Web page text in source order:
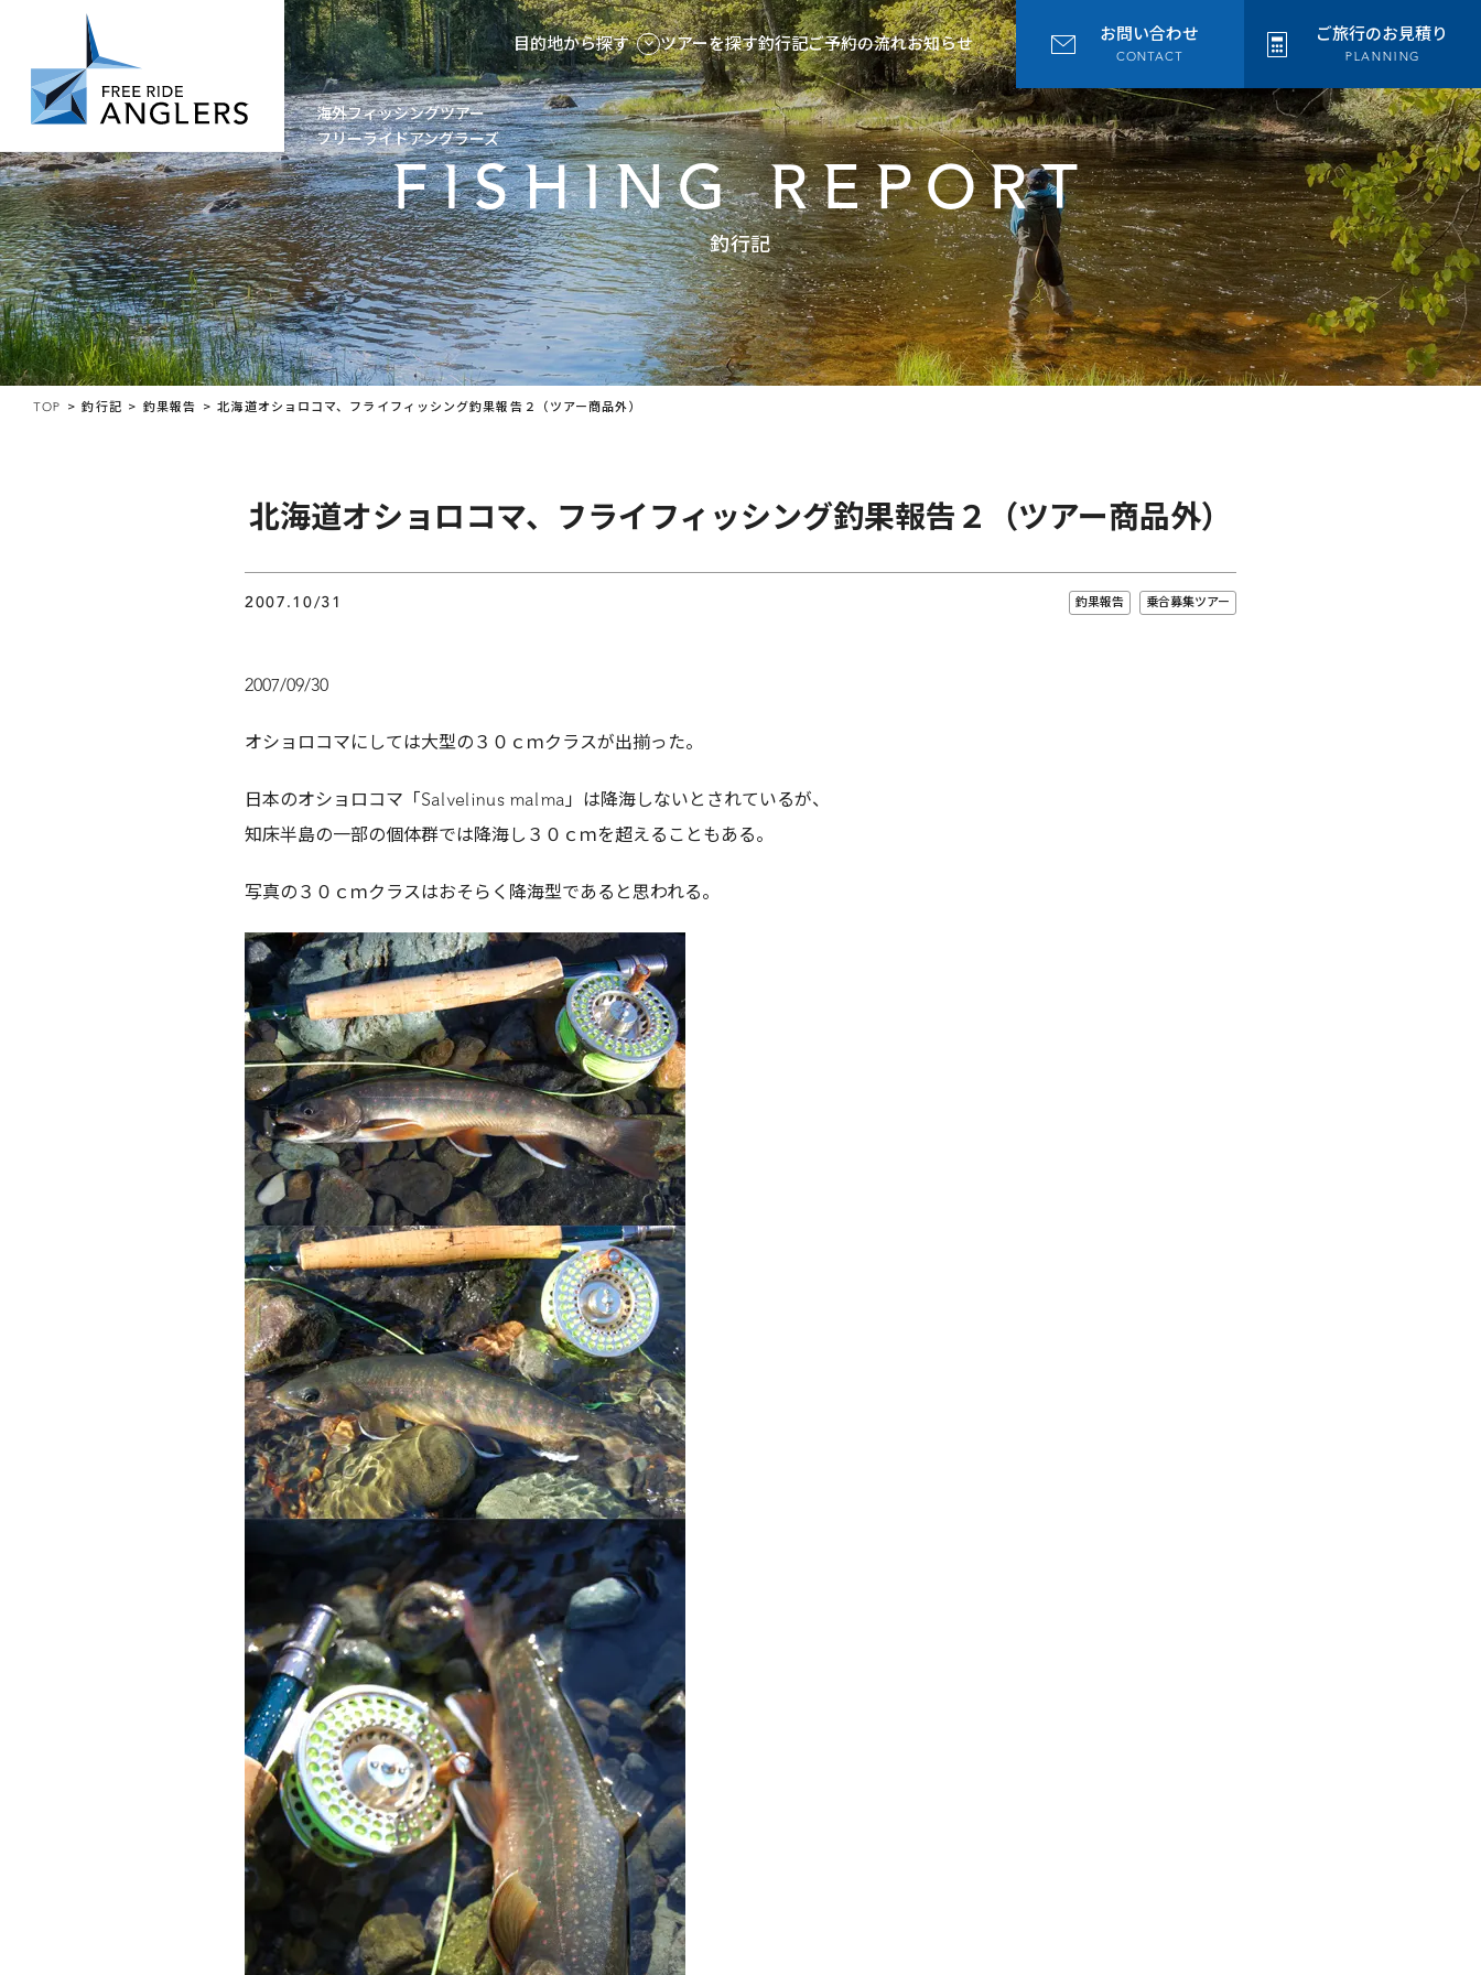
海外フィッシングツアー
フリーライドアングラーズ
目的地から探す ツアーを探す釣行記ご予約の流れお知らせ お問い合わせ
CONTACT
ご旅行のお見積り
PLANNING
FISHING REPORT
釣行記
TOP 釣行記 釣果報告 北海道オショロコマ、フライフィッシング釣果報告２（ツアー商品外）
北海道オショロコマ、フライフィッシング釣果報告２（ツアー商品外）
2007.10/31 釣果報告 乗合募集ツアー
2007/09/30
オショロコマにしては大型の３０ｃｍクラスが出揃った。
日本のオショロコマ「Salvelinus malma」は降海しないとされているが、
知床半島の一部の個体群では降海し３０ｃｍを超えることもある。
写真の３０ｃｍクラスはおそらく降海型であると思われる。